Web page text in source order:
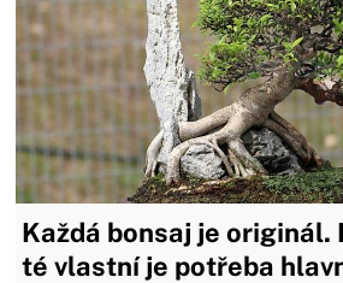
Každá bonsaj je originál.
té vlastní je potřeba